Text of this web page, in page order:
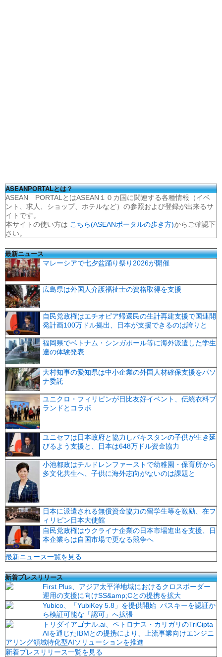
ASEANPORTALとは？
ASEAN PORTALとはASEAN１０カ国に関連する各種情報（イベ
ント、求人、ショップ、ホテルなど）の参照および登録が出来るサ
イトです。
本サイトの使い方は こちら(ASEANポータルの歩き方)からご確認下
さい。
最新ニュース
マレーシアで七夕盆踊り祭り2026が開催
広島県は外国人介護福祉士の資格取得を支援
自民党政権はエチオピア帰還民の生計再建支援で国連開
発計画100万ドル拠出、日本が支援できるのは誇りと
福岡県でベトナム・シンガポール等に海外派遣した学生
達の体験発表
大村知事の愛知県は中小企業の外国人材確保支援をパソ
ナ委託
ユニクロ・フィリピンが日比友好イベント、伝統衣料ブ
ランドとコラボ
ユニセフは日本政府と協力しパキスタンの子供が生き延
びるよう支援と、日本は648万ドル資金協力
小池都政はチルドレンファーストで幼稚園・保育所から
多文化共生へ、子供に海外志向がないのは課題と
日本に派遣される無償資金協力の留学生等を激励、在フ
ィリピン日本大使館
自民党政権はウクライナ企業の日本市場進出を支援、日
本企業らは自国市場で更なる競争へ
最新ニュース一覧を見る
新着プレスリリース
First Plus、アジア太平洋地域におけるクロスボーダー
運用の支援に向けSS&amp;Cとの提携を拡大
Yubico、「YubiKey 5.8」を提供開始 パスキーを認証か
ら検証可能な「認可」へ拡張
トリダイアゴナル.ai、ペトロナス・カリガリのTriCipta
AIを通じたIBMとの提携により、上流事業向けエンジニ
アリング領域特化型AIソリューションを推進
新着プレスリリース一覧を見る